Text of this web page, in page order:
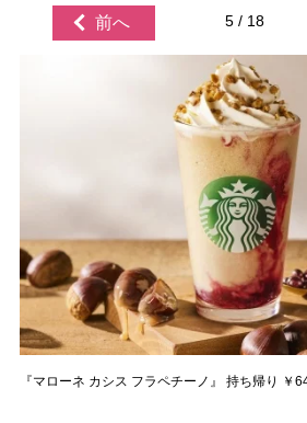
前へ 5 / 18
『マローネ カシス フラペチーノ』 持ち帰り ￥